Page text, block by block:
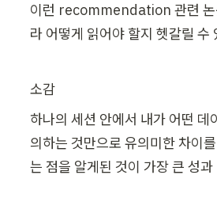
이런 recommendation 관련 논
라 어떻게 읽어야 할지 헷갈릴 수
소감
하나의 세션 안에서 내가 어떤 데
의하는 것만으로 유의미한 차이
는 점을 알게된 것이 가장 큰 성과